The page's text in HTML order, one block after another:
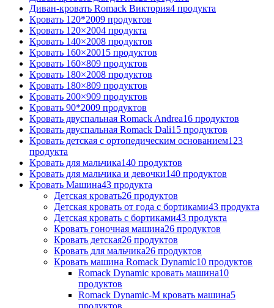
Диван-кровать Romack Виктория4 продукта
Кровать 120*2009 продуктов
Кровать 120×2004 продукта
Кровать 140×2008 продуктов
Кровать 160×20015 продуктов
Кровать 160×809 продуктов
Кровать 180×2008 продуктов
Кровать 180×809 продуктов
Кровать 200×909 продуктов
Кровать 90*2009 продуктов
Кровать двуспальная Romack Andrea16 продуктов
Кровать двуспальная Romack Dali15 продуктов
Кровать детская с ортопедическим основанием123
продукта
Кровать для мальчика140 продуктов
Кровать для мальчика и девочки140 продуктов
Кровать Машина43 продукта
Детская кровать26 продуктов
Детская кровать от года с бортиками43 продукта
Детская кровать с бортиками43 продукта
Кровать гоночная машина26 продуктов
Кровать детская26 продуктов
Кровать для мальчика26 продуктов
Кровать машина Romack Dynamic10 продуктов
Romack Dynamic кровать машина10
продуктов
Romack Dynamic-M кровать машина5
продуктов